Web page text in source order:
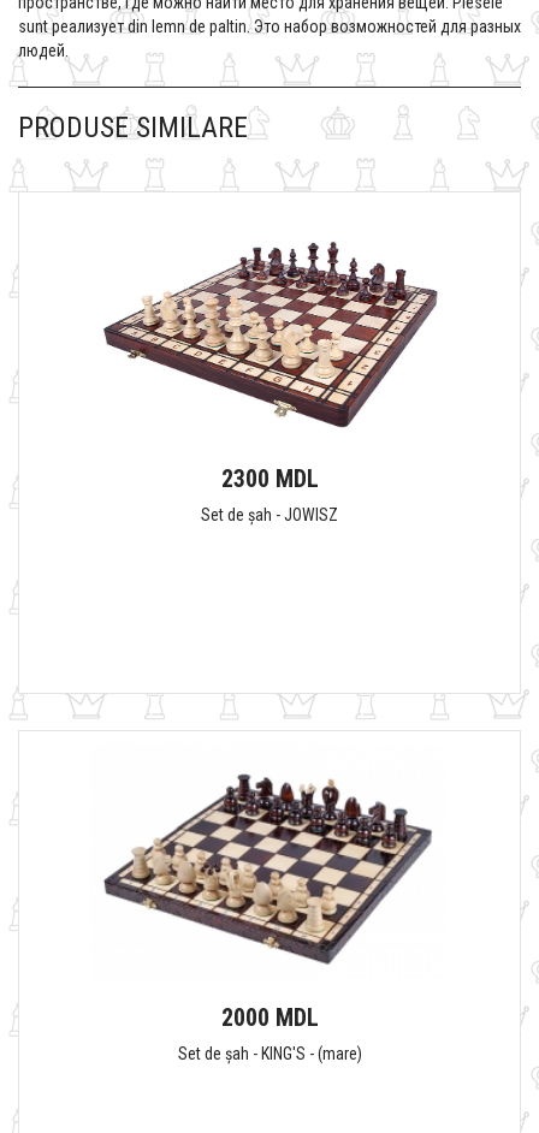
sunt реализует din lemn de paltin. Это набор возможностей для разных
людей.
PRODUSE SIMILARE
2300 MDL
Set de șah - JOWISZ
2000 MDL
Set de șah - KING'S - (mare)